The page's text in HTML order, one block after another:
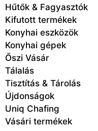
Hűtők & Fagyasztók
Kifutott termékek
Konyhai eszközök
Konyhai gépek
Őszi Vásár
Tálalás
Tisztítás & Tárolás
Újdonságok
Uniq Chafing
Vásári termékek